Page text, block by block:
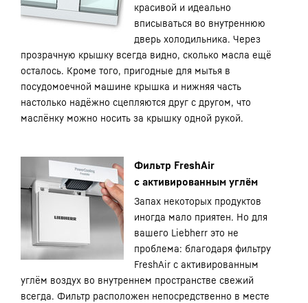
красивой и идеально
вписываться во внутреннюю
дверь холодильника. Через
прозрачную крышку всегда видно, сколько масла ещё
осталось. Кроме того, пригодные для мытья в
посудомоечной машине крышка и нижняя часть
настолько надёжно сцепляются друг с другом, что
маслёнку можно носить за крышку одной рукой.
Фильтр FreshAir
с активированным углём
Запах некоторых продуктов
иногда мало приятен. Но для
вашего Liebherr это не
проблема: благодаря фильтру
FreshAir с активированным
углём воздух во внутреннем пространстве свежий
всегда. Фильтр расположен непосредственно в месте